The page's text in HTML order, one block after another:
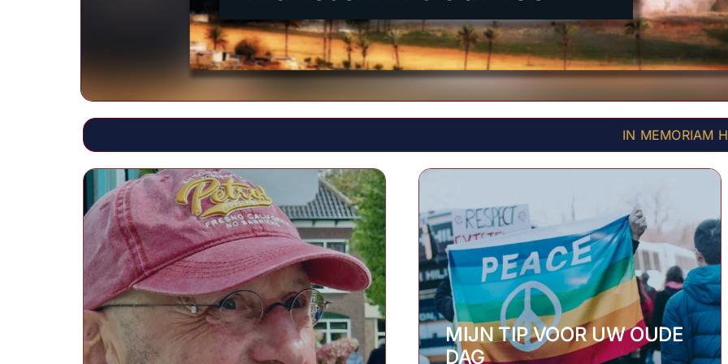
IN MEMORIAM HANS VAN
MIJN TIP VOOR UW OUDE
DAG